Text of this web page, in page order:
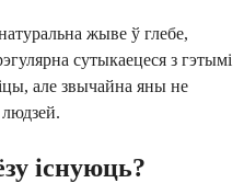
жыве ў глебе,
сутыкаецеся з гэтымі
але звычайна яны не
існуюць?